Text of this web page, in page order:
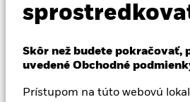
Skôr než budete pokračovať,
uvedené Obchodné
Prístupom na túto webovú
Slovakia
NAV k 05-aug-26
52 WK: 4,36 - 4,70
Zmena NAV za 1
EUR 0,01